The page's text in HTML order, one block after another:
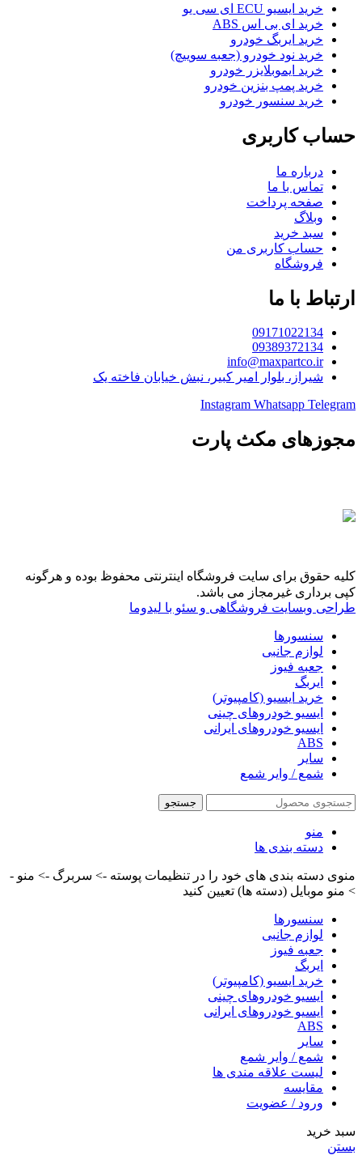
خرید ایسیو ECU ای سی یو
خرید ای بی اس ABS
خرید ایربگ خودرو
خرید نود خودرو (جعبه سوییچ)
خرید ایموبلایزر خودرو
خرید پمپ بنزین خودرو
خرید سنسور خودرو
حساب کاربری
درباره ما
تماس با ما
صفحه پرداخت
وبلاگ
سبد خرید
حساب کاربری من
فروشگاه
ارتباط با ما
09171022134
09389372134
info@maxpartco.ir
شیراز، بلوار امیر کبیر، نبش خیابان فاخته یک
Instagram Whatsapp Telegram
مجوزهای مکث پارت
کلیه حقوق برای سایت فروشگاه اینترنتی محفوظ بوده و هرگونه
کپی برداری غیرمجاز می باشد.
طراحی وبسایت فروشگاهی و سئو با لیدوما
سنسورها
لوازم جانبی
جعبه فیوز
ایربگ
خرید ایسیو (کامپیوتر)
ایسیو خودروهای چینی
ایسیو خودروهای ایرانی
ABS
سایر
شمع / وایر شمع
جستجو
منو
دسته بندی ها
منوی دسته بندی های خود را در تنظیمات پوسته -> سربرگ -> منو -
> منو موبایل (دسته ها) تعیین کنید
سنسورها
لوازم جانبی
جعبه فیوز
ایربگ
خرید ایسیو (کامپیوتر)
ایسیو خودروهای چینی
ایسیو خودروهای ایرانی
ABS
سایر
شمع / وایر شمع
لیست علاقه مندی ها
مقایسه
ورود / عضویت
سبد خرید
بستن